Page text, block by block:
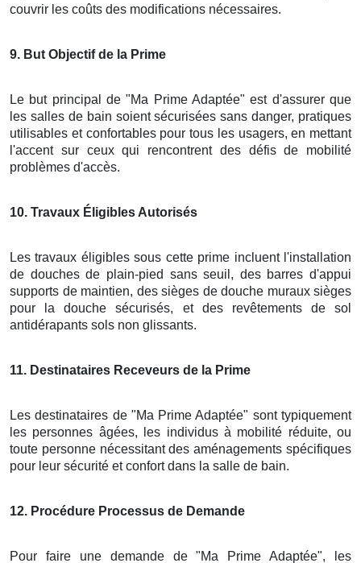
couvrir les coûts des modifications nécessaires.
9. But Objectif de la Prime
Le but principal de "Ma Prime Adaptée" est d'assurer que
les salles de bain soient sécurisées sans danger, pratiques
utilisables et confortables pour tous les usagers, en mettant
l'accent sur ceux qui rencontrent des défis de mobilité
problèmes d'accès.
10. Travaux Éligibles Autorisés
Les travaux éligibles sous cette prime incluent l'installation
de douches de plain-pied sans seuil, des barres d'appui
supports de maintien, des sièges de douche muraux sièges
pour la douche sécurisés, et des revêtements de sol
antidérapants sols non glissants.
11. Destinataires Receveurs de la Prime
Les destinataires de "Ma Prime Adaptée" sont typiquement
les personnes âgées, les individus à mobilité réduite, ou
toute personne nécessitant des aménagements spécifiques
pour leur sécurité et confort dans la salle de bain.
12. Procédure Processus de Demande
Pour faire une demande de "Ma Prime Adaptée", les